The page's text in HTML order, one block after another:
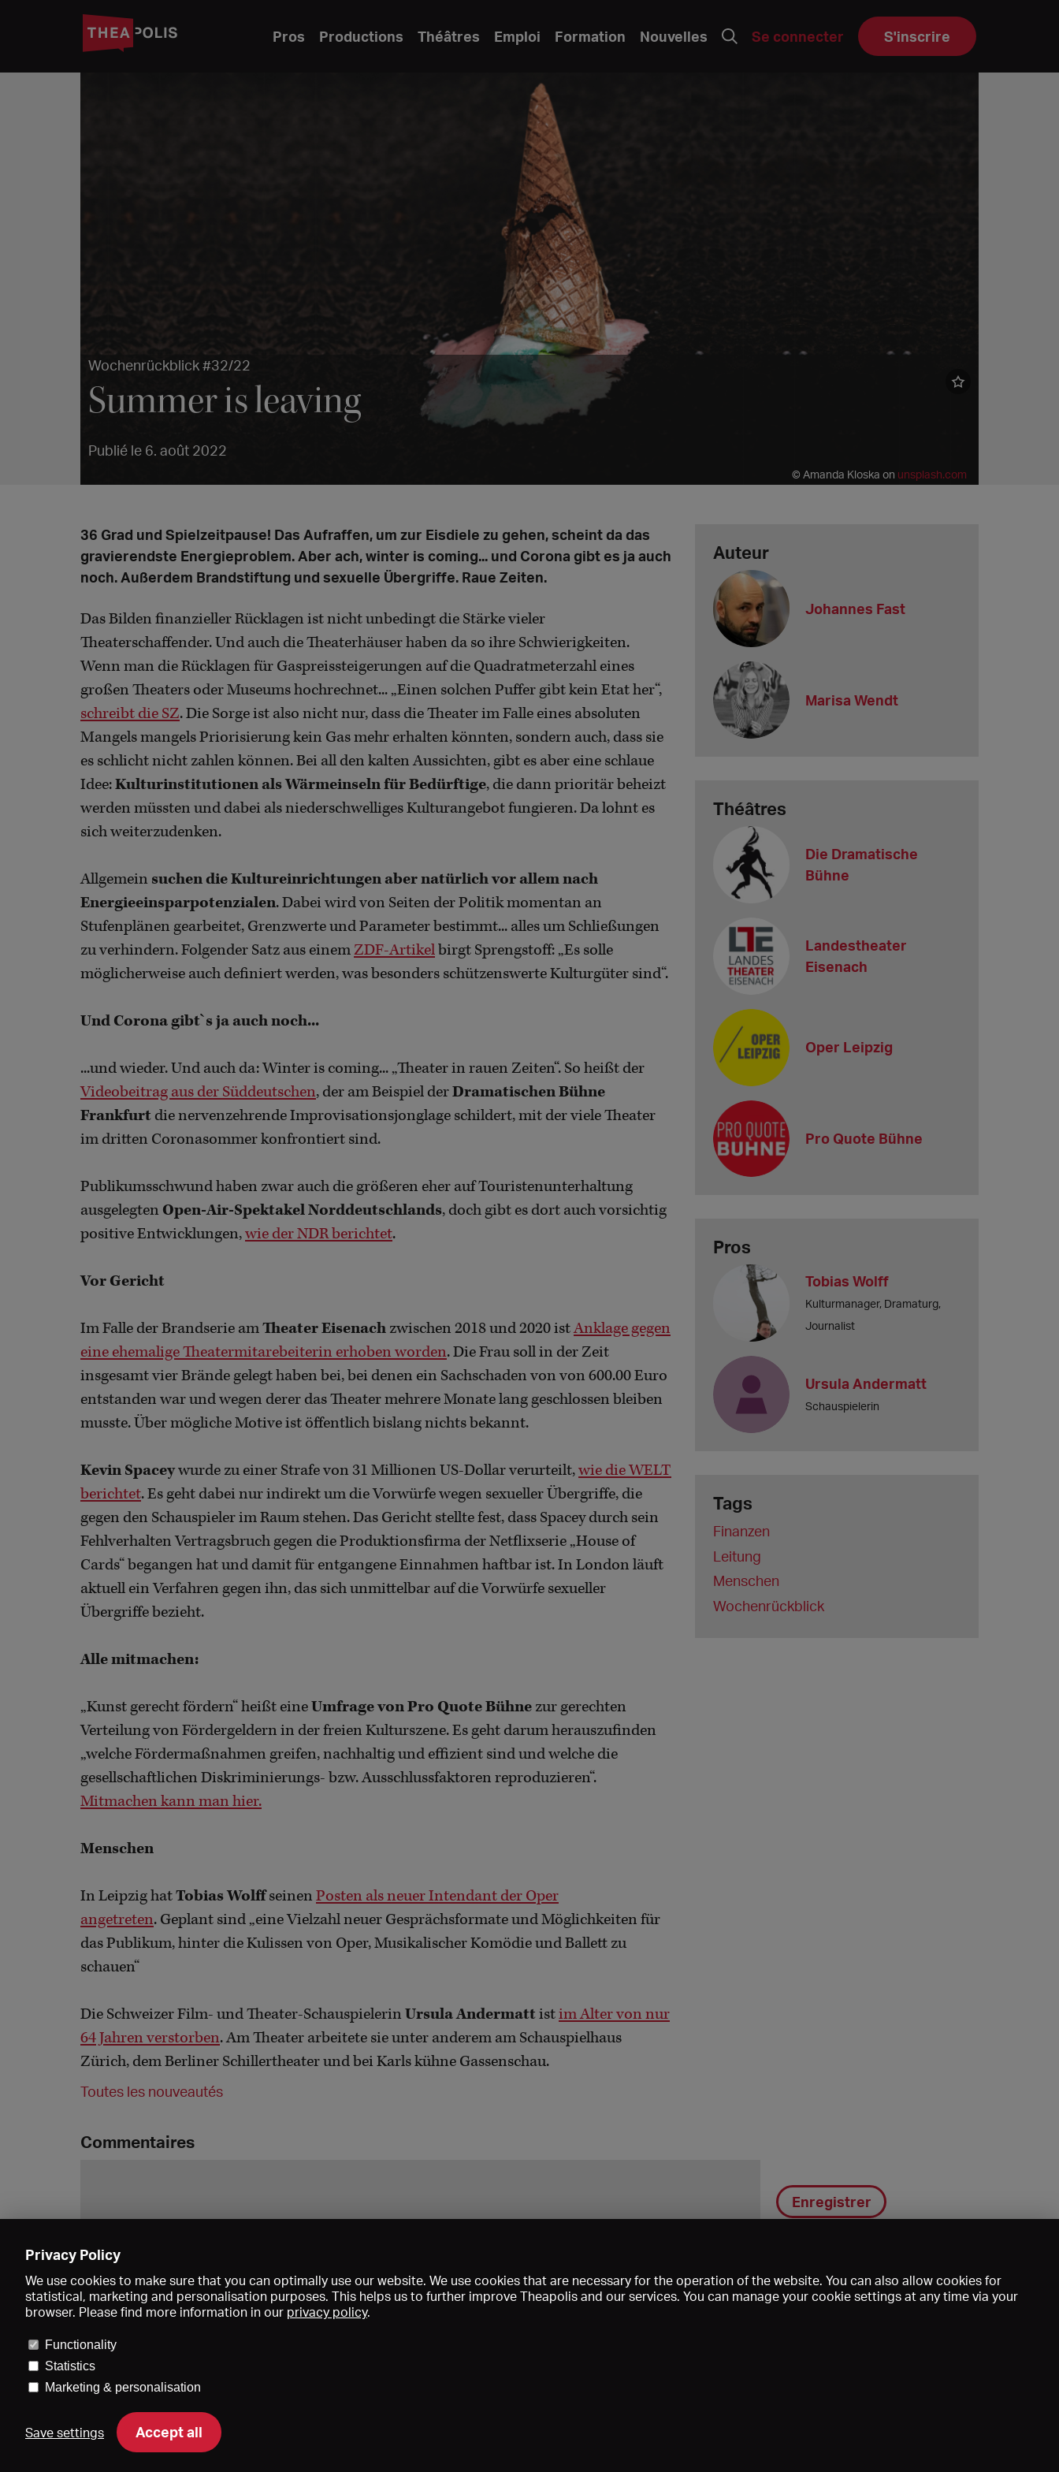
Pros Productions Théâtres Emploi Formation Nouvelles Se connecter S'inscrire
Wochenrückblick #32/22
Summer is leaving
Publié le 6. août 2022
© Amanda Kloska on unsplash.com
36 Grad und Spielzeitpause! Das Aufraffen, um zur Eisdiele zu gehen, scheint da das
gravierendste Energieproblem. Aber ach, winter is coming... und Corona gibt es ja auch
noch. Außerdem Brandstiftung und sexuelle Übergriffe. Raue Zeiten.
Das Bilden finanzieller Rücklagen ist nicht unbedingt die Stärke vieler
Theaterschaffender. Und auch die Theaterhäuser haben da so ihre Schwierigkeiten.
Wenn man die Rücklagen für Gaspreissteigerungen auf die Quadratmeterzahl eines
großen Theaters oder Museums hochrechnet... „Einen solchen Puffer gibt kein Etat her“,
schreibt die SZ. Die Sorge ist also nicht nur, dass die Theater im Falle eines absoluten
Mangels mangels Priorisierung kein Gas mehr erhalten könnten, sondern auch, dass sie
es schlicht nicht zahlen können. Bei all den kalten Aussichten, gibt es aber eine schlaue
Idee:Kulturinstitutionen als Wärmeinselnfür Bedürftige, die dann prioritär beheizt
werden müssten und dabei als niederschwelliges Kulturangebot fungieren. Da lohnt es
sich weiterzudenken.
Allgemein suchen die Kultureinrichtungen aber natürlich vor allem nach
Energieeinsparpotenzialen. Dabei wird von Seiten der Politik momentan an
Stufenplänen gearbeitet, Grenzwerte und Parameter bestimmt... alles um Schließungen
zu verhindern. Folgender Satz aus einemZDF-Artikelbirgt Sprengstoff: „Es solle
möglicherweise auch definiert werden, was besonders schützenswerte Kulturgüter sind“.
Und Corona gibt`s ja auch noch...
...und wieder. Und auch da: Winter is coming... „Theater in rauen Zeiten“. So heißt der
Videobeitrag aus der Süddeutschen, der am Beispiel derDramatischen Bühne
Frankfurt die nervenzehrende Improvisationsjonglage schildert, mit der viele Theater
im dritten Coronasommer konfrontiert sind.
Publikumsschwund haben zwar auch die größeren eher auf Touristenunterhaltung
ausgelegten Open-Air-Spektakel Norddeutschlands, doch gibt es dort auch vorsichtig
positive Entwicklungen,wie der NDR berichtet.
Vor Gericht
Im Falle der Brandserie amTheater Eisenach zwischen 2018 und 2020 istAnklage gegen
eine ehemalige Theatermitarebeiterin erhoben worden. Die Frau soll in der Zeit
insgesamt vier Brände gelegt haben bei, bei denen ein Sachschaden von von 600.00 Euro
entstanden war und wegen derer das Theater mehrere Monate lang geschlossen bleiben
musste. Über mögliche Motive ist öffentlich bislang nichts bekannt.
Kevin Spaceywurde zu einer Strafe von 31 Millionen US-Dollar verurteilt,wie die WELT
berichtet. Es geht dabei nur indirekt um die Vorwürfe wegen sexueller Übergriffe, die
gegen den Schauspieler im Raum stehen. Das Gericht stellte fest, dass Spacey durch sein
Fehlverhalten Vertragsbruch gegen die Produktionsfirma der Netflixserie „House of
Cards“ begangen hat und damit für entgangene Einnahmen haftbar ist. In London läuft
aktuell ein Verfahren gegen ihn, das sich unmittelbar auf die Vorwürfe sexueller
Übergriffe bezieht.
Alle mitmachen:
„Kunst gerecht fördern“ heißt eineUmfrage von Pro Quote Bühne zur gerechten
Verteilung von Fördergeldern in der freien Kulturszene. Es geht darum herauszufinden
„welche Fördermaßnahmen greifen, nachhaltig und effizient sind und welche die
gesellschaftlichen Diskriminierungs- bzw. Ausschlussfaktoren reproduzieren“.
Mitmachen kann man hier.
Menschen
In Leipzig hatTobias Wolffseinen Posten als neuer Intendant der Oper
angetreten. Geplant sind „eine Vielzahl neuer Gesprächsformate und Möglichkeiten für
das Publikum, hinter die Kulissen von Oper, Musikalischer Komödie und Ballett zu
schauen“
Die Schweizer Film- und Theater-Schauspielerin Ursula Andermatt istim Alter von nur
64 Jahren verstorben. Am Theater arbeitete sie unter anderem am Schauspielhaus
Zürich, dem Berliner Schillertheater und bei Karls kühne Gassenschau.
Toutes les nouveautés
Auteur
Johannes Fast
Marisa Wendt
Théâtres
Die Dramatische
Bühne
Landestheater
Eisenach
Oper Leipzig
Pro Quote Bühne
Pros
Tobias Wolff
Kulturmanager, Dramaturg,
Journalist
Ursula Andermatt
Schauspielerin
Tags
Finanzen
Leitung
Menschen
Wochenrückblick
Commentaires
Enregistrer
Privacy Policy
We use cookies to make sure that you can optimally use our website. We use cookies that are necessary for the operation of the website. You can also allow cookies for
statistical, marketing and personalisation purposes. This helps us to further improve Theapolis and our services. You can manage your cookie settings at any time via your
browser. Please find more information in our privacy policy.
Functionality
Statistics
Marketing & personalisation
Save settings Accept all